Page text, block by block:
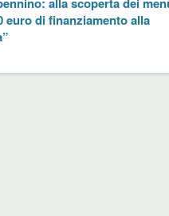
euro di finanziamento alla